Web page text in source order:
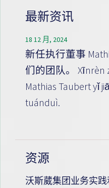
最新资讯
18 12 月, 2024
新任执行董事
们的团队。 Xīnrèn
Mathias Taubert yǐ
tuánduì.
资源
沃斯葳集团业务实